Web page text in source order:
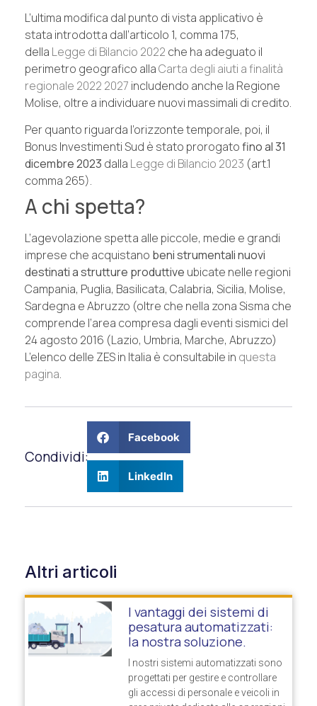
L’ultima modifica dal punto di vista applicativo è
stata introdotta dall’articolo 1, comma 175,
della Legge di Bilancio 2022 che ha adeguato il
perimetro geografico allaCarta degli aiuti a finalità
regionale 2022 2027 includendo anche la Regione
Molise, oltre a individuare nuovi massimali di credito.
Per quanto riguarda l’orizzonte temporale, poi, il
Bonus Investimenti Sud è stato prorogatofino al 31
dicembre 2023 dalla Legge di Bilancio 2023 (art.1
comma 265).
A chi spetta?
L’agevolazione spetta alle piccole, medie e grandi
imprese che acquistano beni strumentalinuovi
destinati a strutture produttive ubicate nelle regioni
Campania, Puglia, Basilicata, Calabria, Sicilia, Molise,
Sardegna e Abruzzo (oltre che nella zona Sisma che
comprende l’area compresa dagli eventi sismici del
24 agosto 2016 (Lazio, Umbria, Marche, Abruzzo)
L’elenco delle ZES in Italia è consultabile in questa
pagina.
Condividi:
Facebook
LinkedIn
Altri articoli
I vantaggi dei sistemi di
pesatura automatizzati:
la nostra soluzione.
I nostri sistemi automatizzati sono
progettati per gestire e controllare
gli accessi di personale e veicoli in